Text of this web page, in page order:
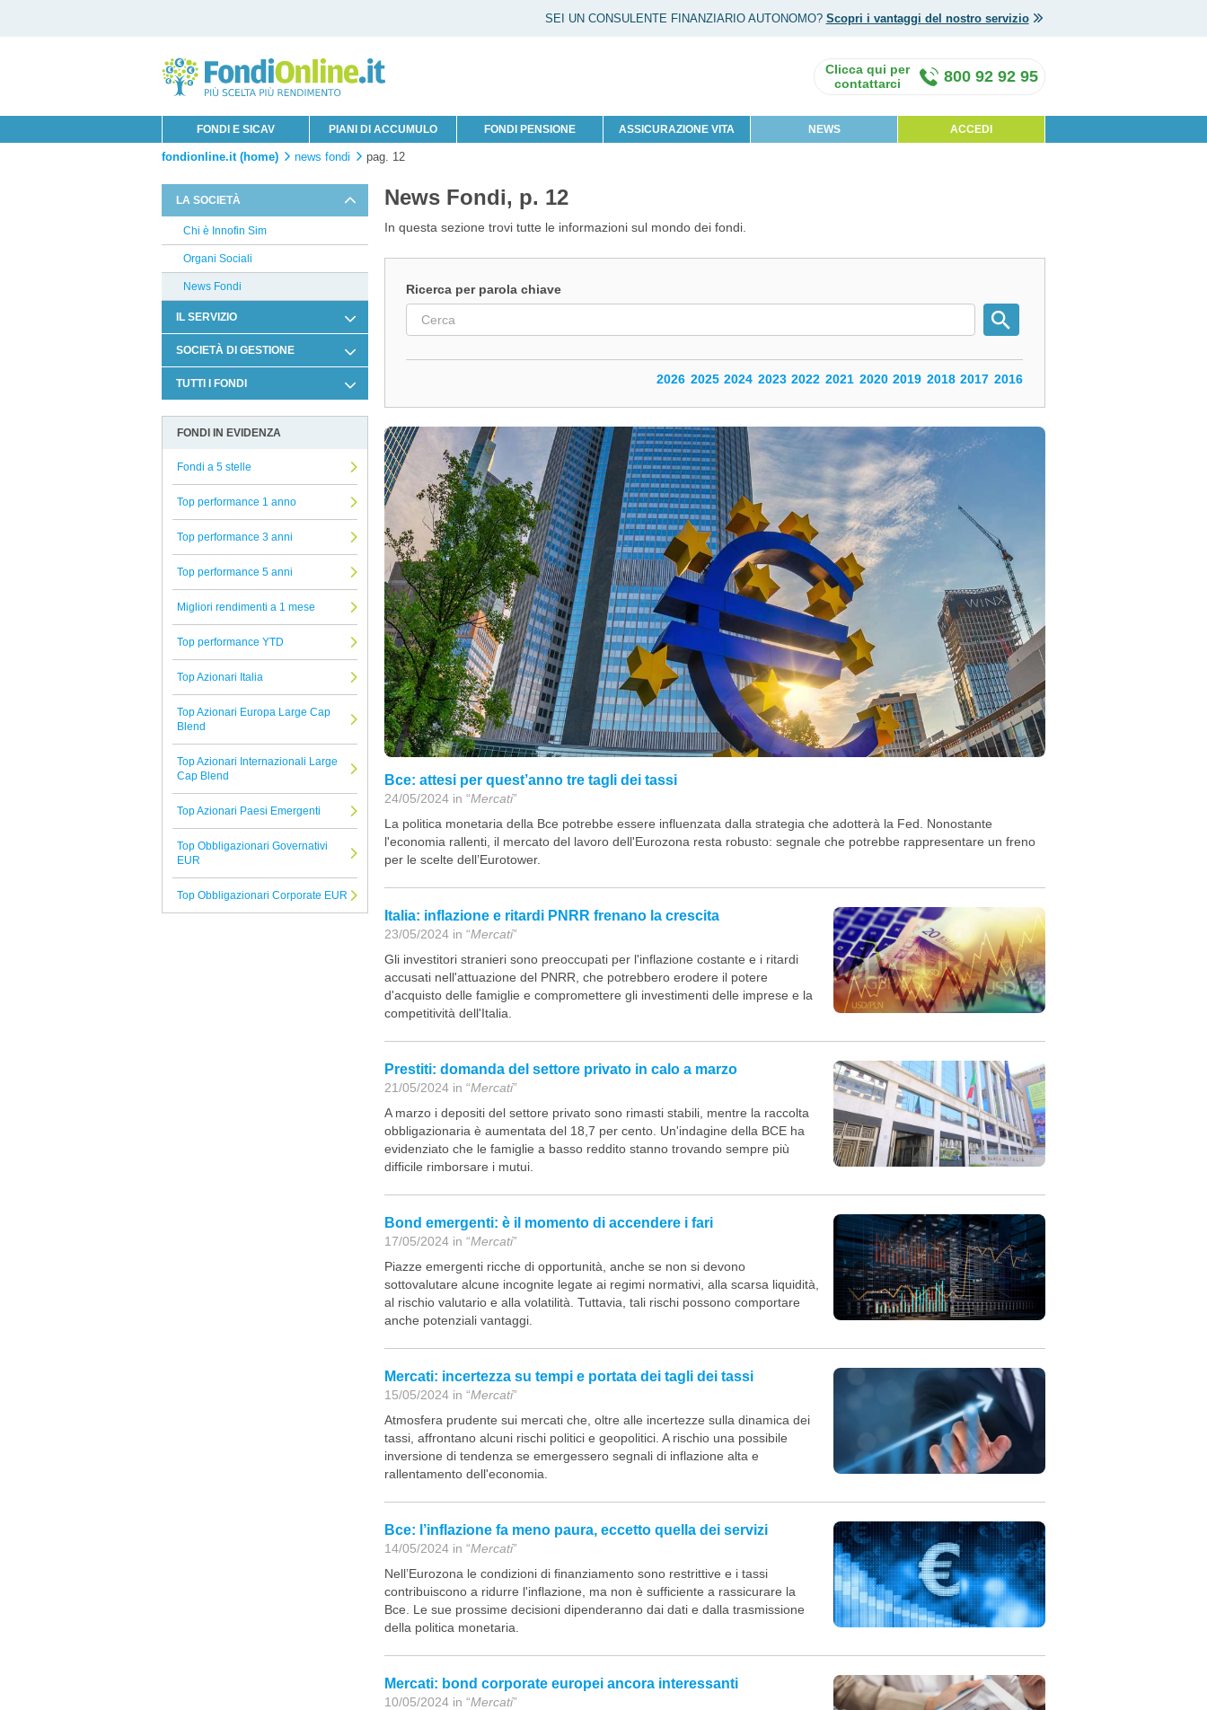
SEI UN CONSULENTE FINANZIARIO AUTONOMO? Scopri i vantaggi del nostro servizio
FONDI E SICAV PIANI DI ACCUMULO FONDI PENSIONE ASSICURAZIONE VITA NEWS ACCEDI
800 92 92 95
fondionline.it (home) news fondi pag. 12
LA SOCIETÀ
Chi è Innofin Sim
Organi Sociali
News Fondi
IL SERVIZIO
Condizioni di Utilizzo
Legale
Arbitro Controversie Finanziarie
Informativa Cookie
Reclami Assicurativi
SOCIETÀ DI GESTIONE
Candriam
Rothschild
La Francaise
Atomo SICAV
Axa
Man GLG
Mirae
Pharus
Mediobanca
Muzinich
Financiere de l'Echiquier
iM Global Partner AM
Pegaso Capital Partners
Albermarle
Schroders
TUTTI I FONDI
Allocazione
Azionari
Beni reali
Strategie alternative
Titoli a reddito fisso
Titoli Ibridi
Tutti i fondi confrontati
News Fondi, p. 12
In questa sezione trovi tutte le informazioni sul mondo dei fondi.
Ricerca per parola chiave
2016
2017
2018
2019
2020
2021
2022
2023
2024
2025
2026
Bce: attesi per quest’anno tre tagli dei tassi
24/05/2024 in “Mercati”
La politica monetaria della Bce potrebbe essere influenzata dalla strategia che adotterà la Fed. Nonostante
l'economia rallenti, il mercato del lavoro dell'Eurozona resta robusto: segnale che potrebbe rappresentare un freno
per le scelte dell’Eurotower.
Italia: inflazione e ritardi PNRR frenano la crescita
23/05/2024 in “Mercati”
Gli investitori stranieri sono preoccupati per l'inflazione costante e i ritardi
accusati nell'attuazione del PNRR, che potrebbero erodere il potere
d'acquisto delle famiglie e compromettere gli investimenti delle imprese e la
competitività dell'Italia.
Prestiti: domanda del settore privato in calo a marzo
21/05/2024 in “Mercati”
A marzo i depositi del settore privato sono rimasti stabili, mentre la raccolta
obbligazionaria è aumentata del 18,7 per cento. Un'indagine della BCE ha
evidenziato che le famiglie a basso reddito stanno trovando sempre più
difficile rimborsare i mutui.
Bond emergenti: è il momento di accendere i fari
17/05/2024 in “Mercati”
Piazze emergenti ricche di opportunità, anche se non si devono
sottovalutare alcune incognite legate ai regimi normativi, alla scarsa liquidità,
al rischio valutario e alla volatilità. Tuttavia, tali rischi possono comportare
anche potenziali vantaggi.
Mercati: incertezza su tempi e portata dei tagli dei tassi
15/05/2024 in “Mercati”
Atmosfera prudente sui mercati che, oltre alle incertezze sulla dinamica dei
tassi, affrontano alcuni rischi politici e geopolitici. A rischio una possibile
inversione di tendenza se emergessero segnali di inflazione alta e
rallentamento dell'economia.
Bce: l’inflazione fa meno paura, eccetto quella dei servizi
14/05/2024 in “Mercati”
Nell’Eurozona le condizioni di finanziamento sono restrittive e i tassi
contribuiscono a ridurre l'inflazione, ma non è sufficiente a rassicurare la
Bce. Le sue prossime decisioni dipenderanno dai dati e dalla trasmissione
della politica monetaria.
Mercati: bond corporate europei ancora interessanti
10/05/2024 in “Mercati”
FONDI IN EVIDENZA
Fondi a 5 stelle
Top performance 1 anno
Top performance 3 anni
Top performance 5 anni
Migliori rendimenti a 1 mese
Top performance YTD
Top Azionari Italia
Top Azionari Europa Large Cap
Blend
Top Azionari Internazionali Large
Cap Blend
Top Azionari Paesi Emergenti
Top Obbligazionari Governativi
EUR
Top Obbligazionari Corporate EUR